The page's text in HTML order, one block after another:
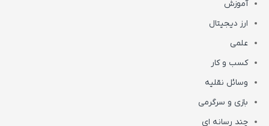
آموزش
ارز دیجیتال
علمی
کسب و کار
وسائل نقلیه
بازی و سرگرمی
چند رسانه ای